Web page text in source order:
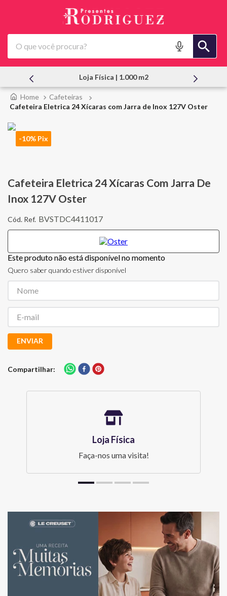
O que você procura?
Atendimento Pessoal
Cafeteiras
Cafeteira Eletrica 24 Xícaras com Jarra de Inox 127V Oster
-10% Pix
Cafeteira Eletrica 24 Xícaras Com Jarra De
Inox 127V Oster
BVSTDC4411017
Este produto não está disponível no momento
Quero saber quando estiver disponível
ENVIAR
Compartilhar
Loja Física
Faça-nos uma visita!